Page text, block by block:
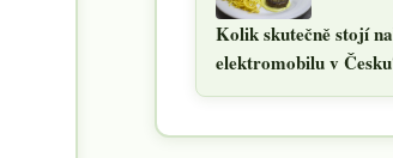
Kolik skutečně stojí
elektromobilu v